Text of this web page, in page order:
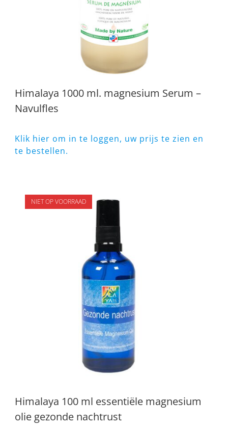
Himalaya 1000 ml. magnesium Serum –
Navulfles
Klik hier om in te loggen, uw prijs te zien en
te bestellen.
NIET OP VOORRAAD
Himalaya 100 ml essentiële magnesium
olie gezonde nachtrust